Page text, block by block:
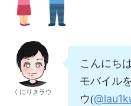
くにりきラウ
こんにち
モバイル
ウ(